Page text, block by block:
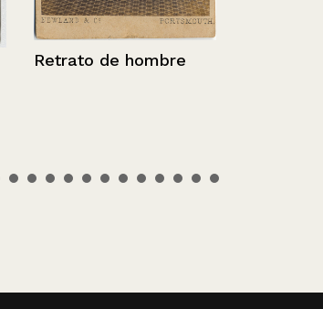
Retrato de hombre